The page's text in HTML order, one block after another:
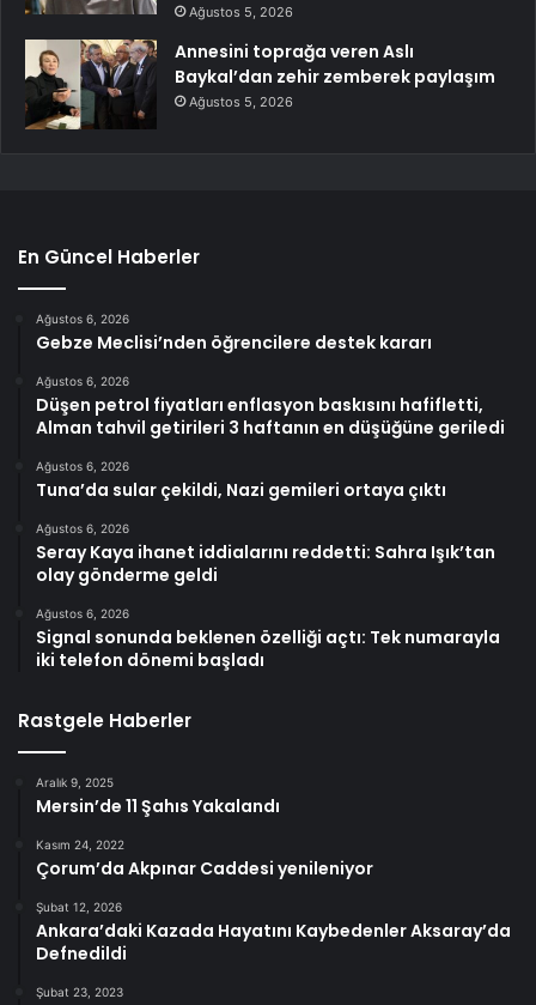
Ağustos 5, 2026
Annesini toprağa veren Aslı
Baykal’dan zehir zemberek paylaşım
Ağustos 5, 2026
En Güncel Haberler
Ağustos 6, 2026
Gebze Meclisi’nden öğrencilere destek kararı
Ağustos 6, 2026
Düşen petrol fiyatları enflasyon baskısını hafifletti,
Alman tahvil getirileri 3 haftanın en düşüğüne geriledi
Ağustos 6, 2026
Tuna’da sular çekildi, Nazi gemileri ortaya çıktı
Ağustos 6, 2026
Seray Kaya ihanet iddialarını reddetti: Sahra Işık’tan
olay gönderme geldi
Ağustos 6, 2026
Signal sonunda beklenen özelliği açtı: Tek numarayla
iki telefon dönemi başladı
Rastgele Haberler
Aralık 9, 2025
Mersin’de 11 Şahıs Yakalandı
Kasım 24, 2022
Çorum’da Akpınar Caddesi yenileniyor
Şubat 12, 2026
Ankara’daki Kazada Hayatını Kaybedenler Aksaray’da
Defnedildi
Şubat 23, 2023